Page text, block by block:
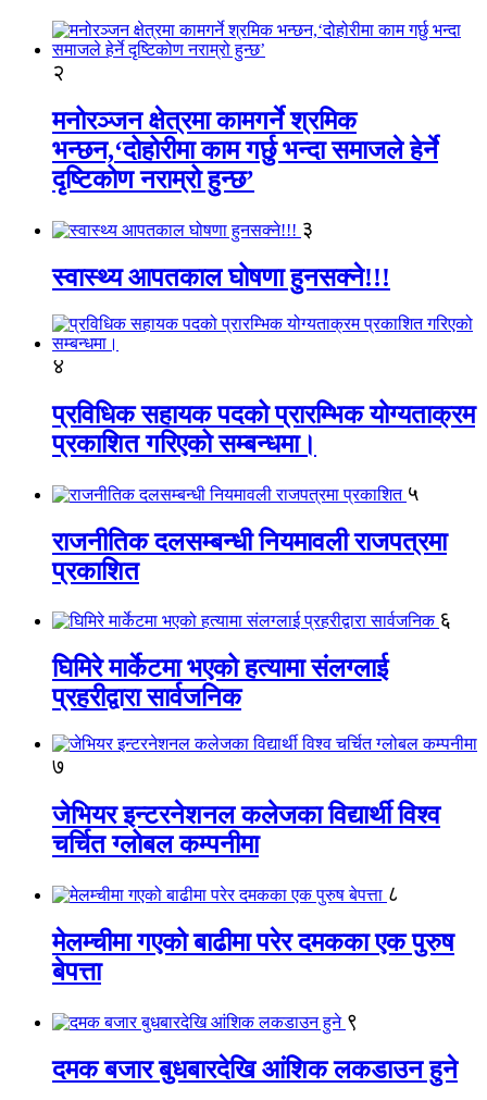
२
मनोरञ्जन क्षेत्रमा कामगर्ने श्रमिक
भन्छन,‘दोहोरीमा काम गर्छु भन्दा समाजले हेर्ने
दृष्टिकोण नराम्रो हुन्छ’
३
स्वास्थ्य आपतकाल घोषणा हुनसक्ने!!!
४
प्रविधिक सहायक पदको प्रारम्भिक योग्यताक्रम
प्रकाशित गरिएको सम्बन्धमा।
५
राजनीतिक दलसम्बन्धी नियमावली राजपत्रमा
प्रकाशित
६
घिमिरे मार्केटमा भएको हत्यामा संलग्लाई
प्रहरीद्वारा सार्वजनिक
७
जेभियर इन्टरनेशनल कलेजका विद्यार्थी विश्व
चर्चित ग्लोबल कम्पनीमा
८
मेलम्चीमा गएको बाढीमा परेर दमकका एक पुरुष
बेपत्ता
९
दमक बजार बुधबारदेखि आंशिक लकडाउन हुने